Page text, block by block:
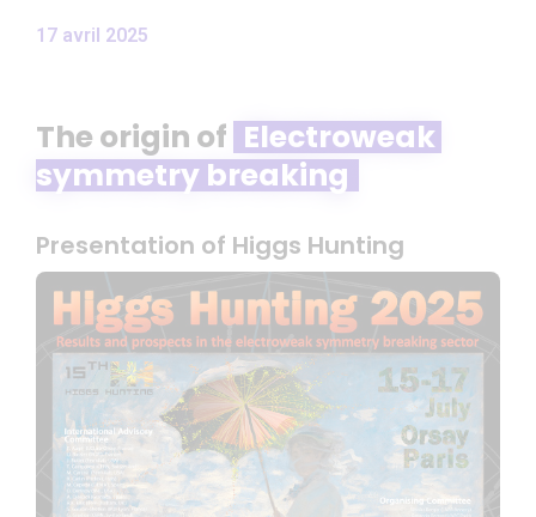
17 avril 2025
The origin of Electroweak
symmetry breaking
Presentation of Higgs Hunting